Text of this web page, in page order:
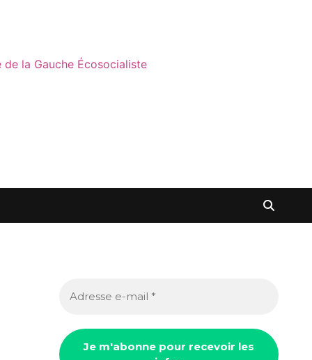
de la Gauche Écosocialiste